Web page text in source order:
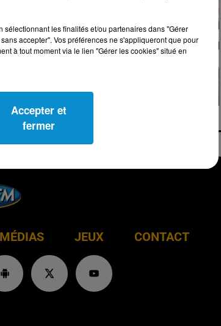
MÉDIAS JEUX CONTACT
sélectionnant les finalités et/ou partenaires dans "Gérer
accepter". Vos préférences ne s'appliqueront que pour
à tout moment via le lien "Gérer les cookies" situé en
Accepter et
fermer